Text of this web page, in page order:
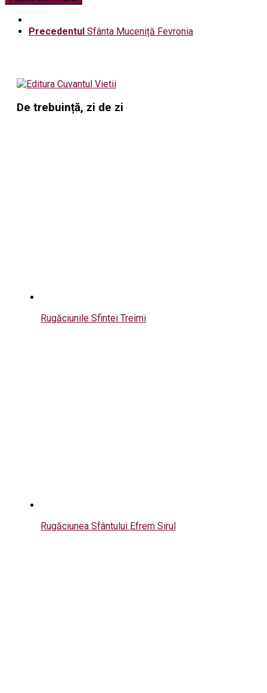
Precedentul Sfânta Muceniță Fevronia
De trebuință, zi de zi
Rugăciunile Sfintei Treimi
Rugăciunea Sfântului Efrem Sirul